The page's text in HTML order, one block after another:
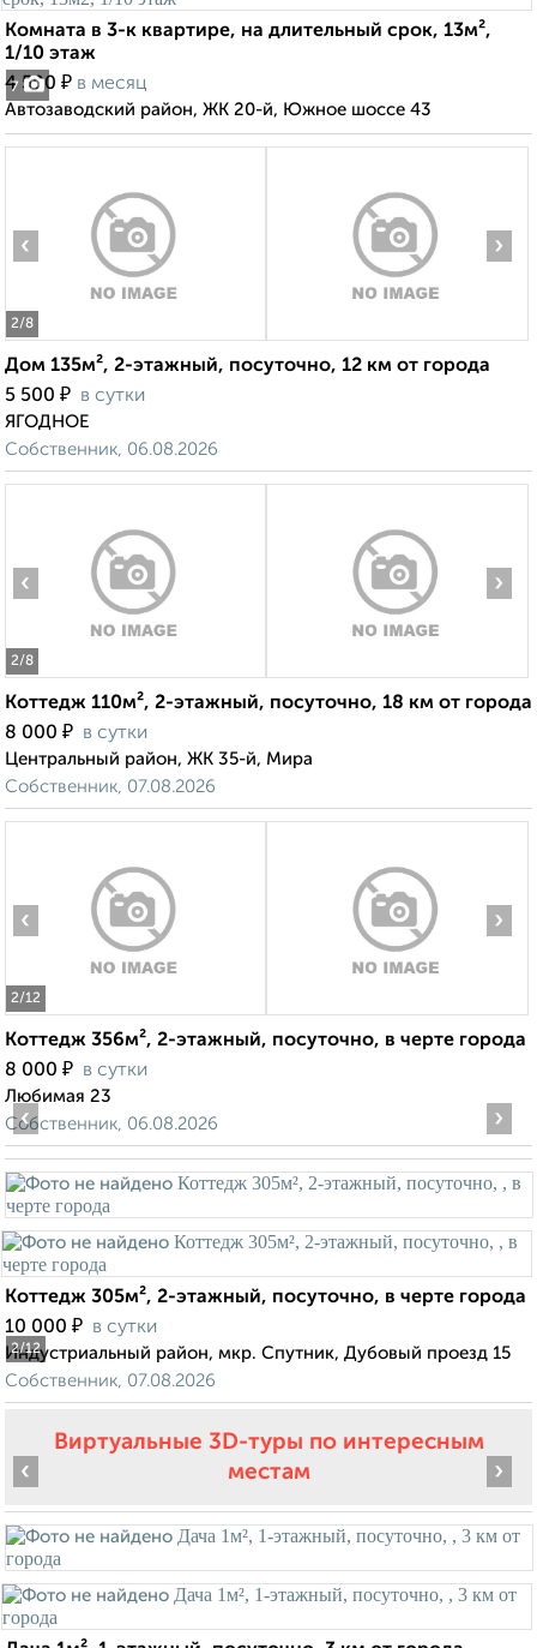
7
Комната в 3-к квартире, на длительный срок, 13м²,
1/10 этаж
4 500 ₽ в месяц
Автозаводский район, ЖК 20-й, Южное шоссе 43
2/8
‹ ›
Дом 135м², 2-этажный, посуточно, 12 км от города
5 500 ₽ в сутки
ЯГОДНОЕ
Собственник, 06.08.2026
2/8
‹ ›
Коттедж 110м², 2-этажный, посуточно, 18 км от города
8 000 ₽ в сутки
Центральный район, ЖК 35-й, Мира
Собственник, 07.08.2026
2/12
‹ ›
Коттедж 356м², 2-этажный, посуточно, в черте города
8 000 ₽ в сутки
Любимая 23
Собственник, 06.08.2026
2/12
‹ ›
Коттедж 305м², 2-этажный, посуточно, в черте города
10 000 ₽ в сутки
Индустриальный район, мкр. Спутник, Дубовый проезд 15
Собственник, 07.08.2026
Виртуальные 3D-туры по интересным
местам
‹ ›